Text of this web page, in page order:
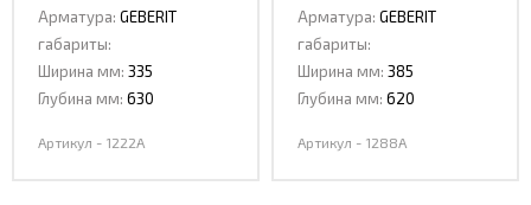
Арматура: GEBERIT
габариты:
Ширина мм: 335
Глубина мм: 630
Артикул - 1222A
Арматура: GEBERIT
габариты:
Ширина мм: 385
Глубина мм: 620
Артикул - 1288A